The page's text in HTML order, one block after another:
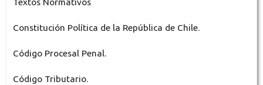
Textos Normativos
Constitución Política de la República de Chile.
Código Procesal Penal.
Código Tributario.